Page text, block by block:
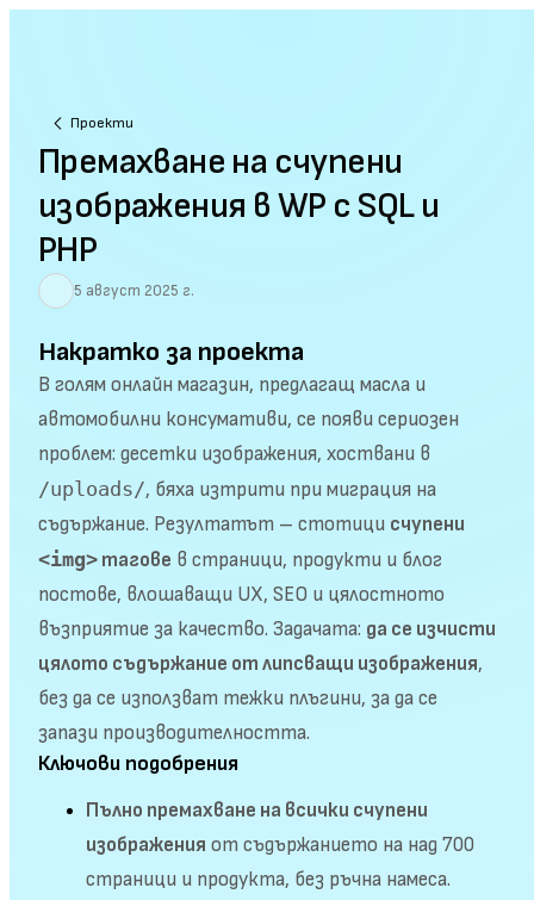
Проекти
Премахване на счупени
изображения в WP с SQL и
PHP
5 август 2025 г.
Накратко за проекта
В голям онлайн магазин, предлагащ масла и
автомобилни консумативи, се появи сериозен
проблем: десетки изображения, хоствани в
/uploads/, бяха изтрити при миграция на
съдържание. Резултатът – стотици счупени
<img> тагове в страници, продукти и блог
постове, влошаващи UX, SEO и цялостното
възприятие за качество. Задачата: да се изчисти
цялото съдържание от липсващи изображения,
без да се използват тежки плъгини, за да се
запази производителността.
Ключови подобрения
Пълно премахване на всички счупени
изображения от съдържанието на над 700
страници и продукта, без ръчна намеса.